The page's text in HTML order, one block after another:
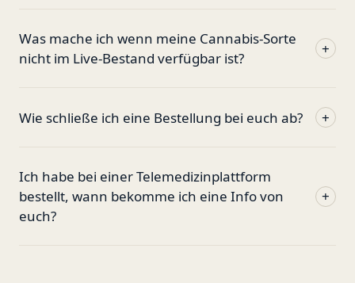
Was mache ich wenn meine Cannabis-Sorte
nicht im Live-Bestand verfügbar ist?
+
Wie schließe ich eine Bestellung bei euch ab? +
Ich habe bei einer Telemedizinplattform
bestellt, wann bekomme ich eine Info von
euch?
+